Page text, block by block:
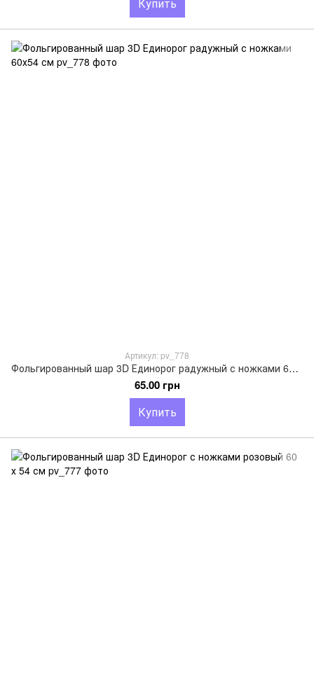
Артикул: pv_778
Фольгированный шар 3D Единорог радужный с ножками 60х54 см
65.00 грн
Купить